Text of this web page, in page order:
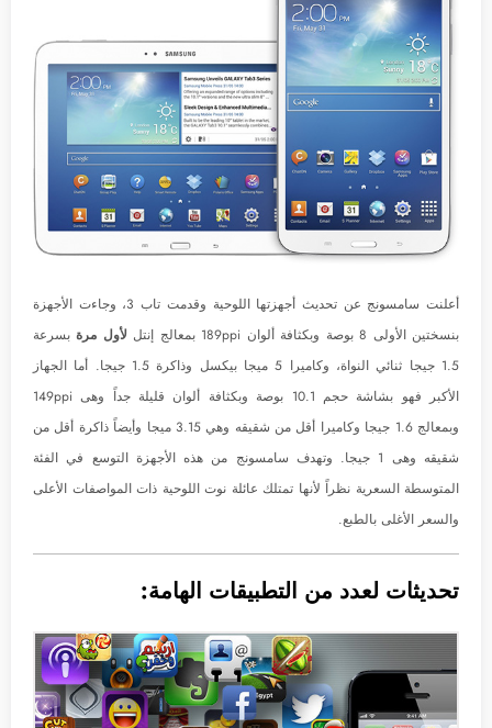
أعلنت سامسونج عن تحديث أجهزتها اللوحية وقدمت تاب 3، وجاءت الأجهزة
بنسختين الأولى 8 بوصة وبكثافة ألوان 189ppi بمعالج إنتل
لأول مرةبسرعة
1.5 جيجا ثنائي النواة، وكاميرا 5 ميجا بيكسل وذاكرة 1.5 جيجا. أما الجهاز
الأكبر فهو بشاشة حجم 10.1 بوصة وبكثافة ألوان قليلة جداً وهى 149ppi
وبمعالج 1.6 جيجا وكاميرا أقل من شقيقه وهي 3.15 ميجا وأيضاً ذاكرة أقل من
شقيقه وهى 1 جيجا. وتهدف سامسونج من هذه الأجهزة التوسع في الفئة
المتوسطة السعرية نظراً لأنها تمتلك عائلة نوت اللوحية ذات المواصفات الأعلى
والسعر الأغلى بالطبع.
تحديثات لعدد من التطبيقات الهامة: